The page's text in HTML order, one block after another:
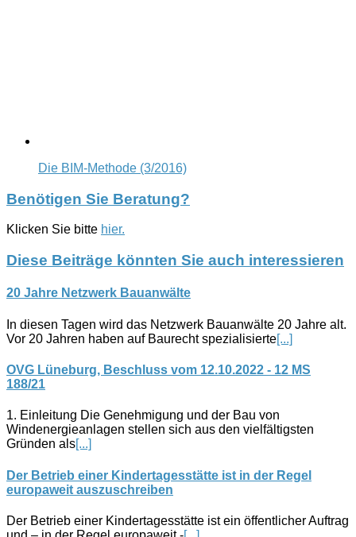
Die BIM-Methode (3/2016)
Benötigen Sie Beratung?
Klicken Sie bitte hier.
Diese Beiträge könnten Sie auch interessieren
20 Jahre Netzwerk Bauanwälte
In diesen Tagen wird das Netzwerk Bauanwälte 20 Jahre alt.
Vor 20 Jahren haben auf Baurecht spezialisierte[...]
OVG Lüneburg, Beschluss vom 12.10.2022 - 12 MS
188/21
1. Einleitung Die Genehmigung und der Bau von
Windenergieanlagen stellen sich aus den vielfältigsten
Gründen als[...]
Der Betrieb einer Kindertagesstätte ist in der Regel
europaweit auszuschreiben
Der Betrieb einer Kindertagesstätte ist ein öffentlicher Auftrag